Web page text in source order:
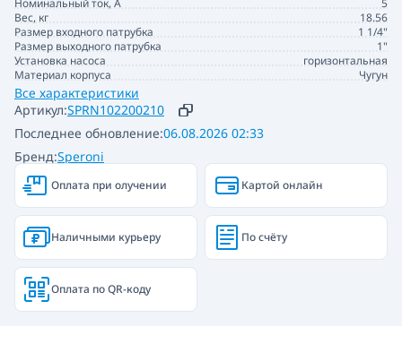
Артикул:SPRN102200210
Бренд:Speroni
Последнее обновление:06.08.2026 02:33
Вес, кг
18.56
Размер входного патрубка
1 1/4"
Размер выходного патрубка
1"
Установка насоса
горизонтальная
Материал корпуса
Чугун
Все характеристики
Оплата при олучении Картой онлайн
Наличными курьеру По счёту
Оплата по QR-коду